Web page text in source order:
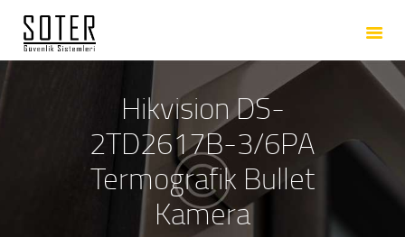
Hikvision DS-
2TD2617B-3/6PA
Termografik Bullet
Kamera
ANASAYFA
HAKKIMIZDA
HIZMETLERIMIZ
ÜRÜNLERIMIZ
REFERANSLARIMIZ
İLETIŞIM